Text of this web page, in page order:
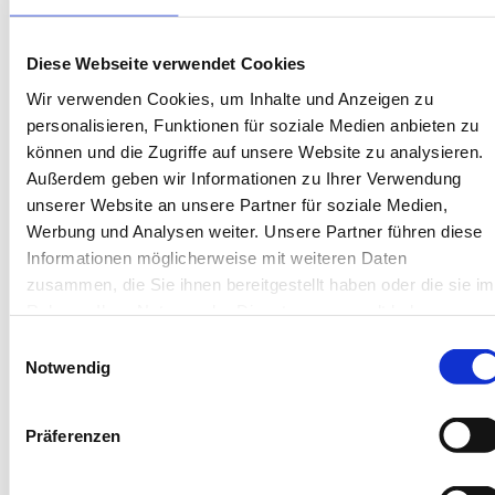
Diese Webseite verwendet Cookies
Wir verwenden Cookies, um Inhalte und Anzeigen zu
personalisieren, Funktionen für soziale Medien anbieten zu
können und die Zugriffe auf unsere Website zu analysieren.
Außerdem geben wir Informationen zu Ihrer Verwendung
unserer Website an unsere Partner für soziale Medien,
Werbung und Analysen weiter. Unsere Partner führen diese
Informationen möglicherweise mit weiteren Daten
zusammen, die Sie ihnen bereitgestellt haben oder die sie im
Notwendig
Präferenzen